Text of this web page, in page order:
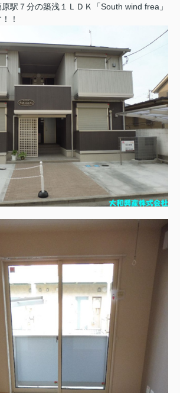
駅７分の築浅１ＬＤＫ「South wind frea」
！